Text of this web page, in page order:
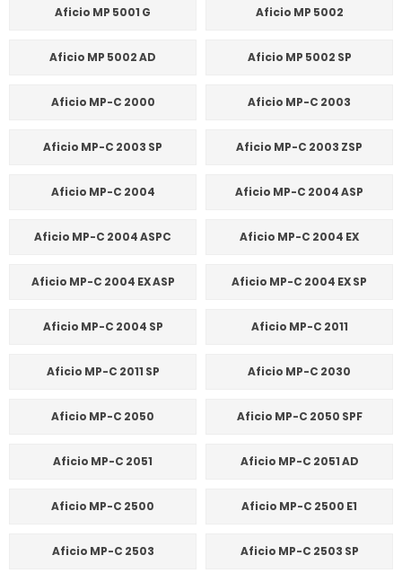
Aficio MP 5001 G Aficio MP 5002
Aficio MP 5002 AD Aficio MP 5002 SP
Aficio MP-C 2000 Aficio MP-C 2003
Aficio MP-C 2003 SP Aficio MP-C 2003 ZSP
Aficio MP-C 2004 Aficio MP-C 2004 ASP
Aficio MP-C 2004 ASPC Aficio MP-C 2004 EX
Aficio MP-C 2004 EX ASP Aficio MP-C 2004 EX SP
Aficio MP-C 2004 SP Aficio MP-C 2011
Aficio MP-C 2011 SP Aficio MP-C 2030
Aficio MP-C 2050 Aficio MP-C 2050 SPF
Aficio MP-C 2051 Aficio MP-C 2051 AD
Aficio MP-C 2500 Aficio MP-C 2500 E1
Aficio MP-C 2503 Aficio MP-C 2503 SP